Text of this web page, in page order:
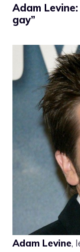
Adam
gay”
Adam Levine,